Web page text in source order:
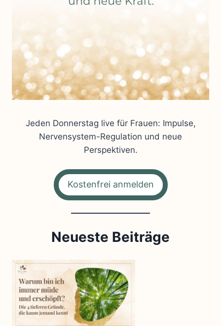
Jeden Donnerstag live für Frauen: Impulse,
Nervensystem-Regulation und neue
Perspektiven.
Kostenfrei anmelden
Neueste Beiträge